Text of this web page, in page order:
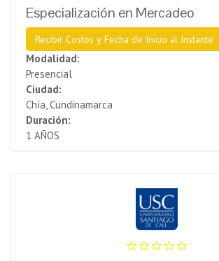
Especialización en Mercadeo
Recibir Costos y Fecha de Inicio al Instante
Modalidad:
Presencial
Ciudad:
Chía, Cundinamarca
Duración:
1 AÑOS